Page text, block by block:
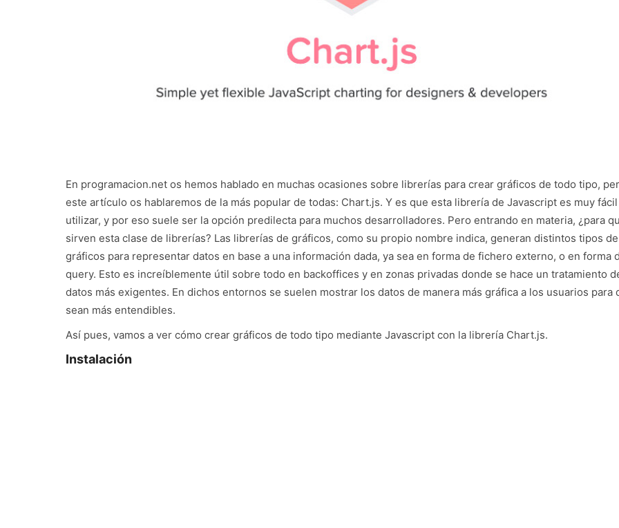
En programacion.net os hemos hablado en muchas ocasiones sobre librerías para crear gráficos de todo tipo,
este artículo os hablaremos de la más popular de todas: Chart.js. Y es que esta librería de Javascript es muy
utilizar, y por eso suele ser la opción predilecta para muchos desarrolladores. Pero entrando en materia, ¿para
sirven esta clase de librerías? Las librerías de gráficos, como su propio nombre indica, generan distintos tipos de
gráficos para representar datos en base a una información dada, ya sea en forma de fichero externo, o en forma
query. Esto es increíblemente útil sobre todo en backoffices y en zonas privadas donde se hace un tratamiento
datos más exigentes. En dichos entornos se suelen mostrar los datos de manera más gráfica a los usuarios para
sean más entendibles.
Así pues, vamos a ver cómo crear gráficos de todo tipo mediante Javascript con la librería Chart.js.
Instalación